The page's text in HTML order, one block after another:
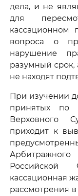
дела, и не
для
кассационном
вопроса о
нарушение
разумный срок,
не находят
При изучении
принятых по
Верховного
приходит к
кассационная
рассмотрения